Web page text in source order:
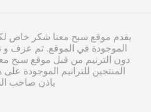
يقدم موقع سبح معنا شكر خاص
الموجودة في الموقع. تم عزف و
دون الترنيم من قبل موقع سبح
المنتجين للترانيم الموجودة
باذن صاحب